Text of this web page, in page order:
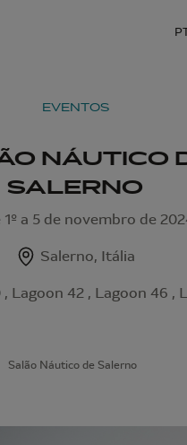
EVENTOS
NÁUTICO
SALERNO
1º a 5 de novembro de
Salerno, Itália
Lagoon 42 , Lagoon 46 ,
Salão Náutico de Salerno